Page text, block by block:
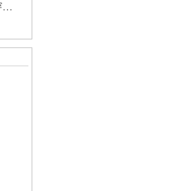
泰国膏 ：泰国宝贝减肥膏瘦身瘦脸瘦腿平腹，夏天不敢穿紧身衣MM...